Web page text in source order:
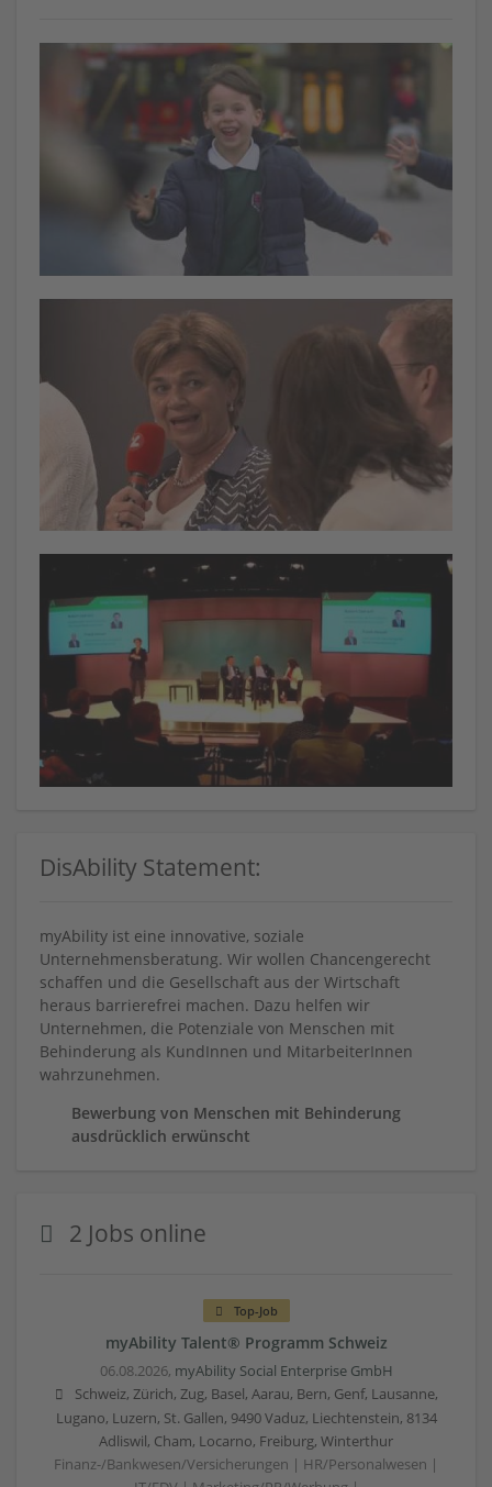
DisAbility Statement:
myAbility ist eine innovative, soziale
Unternehmensberatung. Wir wollen Chancengerecht
schaffen und die Gesellschaft aus der Wirtschaft
heraus barrierefrei machen. Dazu helfen wir
Unternehmen, die Potenziale von Menschen mit
Behinderung als KundInnen und MitarbeiterInnen
wahrzunehmen.
Bewerbung von Menschen mit Behinderung
ausdrücklich erwünscht
2 Jobs online
Top-Job
myAbility Talent® Programm Schweiz
06.08.2026, myAbility Social Enterprise GmbH
Schweiz, Zürich, Zug, Basel, Aarau, Bern, Genf, Lausanne,
Lugano, Luzern, St. Gallen, 9490 Vaduz, Liechtenstein, 8134
Adliswil, Cham, Locarno, Freiburg, Winterthur
Finanz-/Bankwesen/Versicherungen | HR/Personalwesen |